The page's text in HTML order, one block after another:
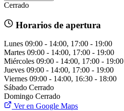
Cerrado
Horarios de apertura
Lunes 09:00 - 14:00, 17:00 - 19:00
Martes 09:00 - 14:00, 17:00 - 19:00
Miércoles 09:00 - 14:00, 17:00 - 19:00
Jueves 09:00 - 14:00, 17:00 - 19:00
Viernes 09:00 - 14:00, 16:30 - 18:00
Sábado Cerrado
Domingo Cerrado
Ver en Google Maps